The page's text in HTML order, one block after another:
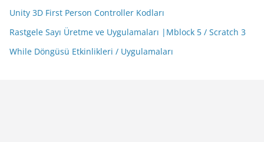
Unity 3D First Person Controller Kodları
Rastgele Sayı Üretme ve Uygulamaları |Mblock 5 / Scratch 3
While Döngüsü Etkinlikleri / Uygulamaları